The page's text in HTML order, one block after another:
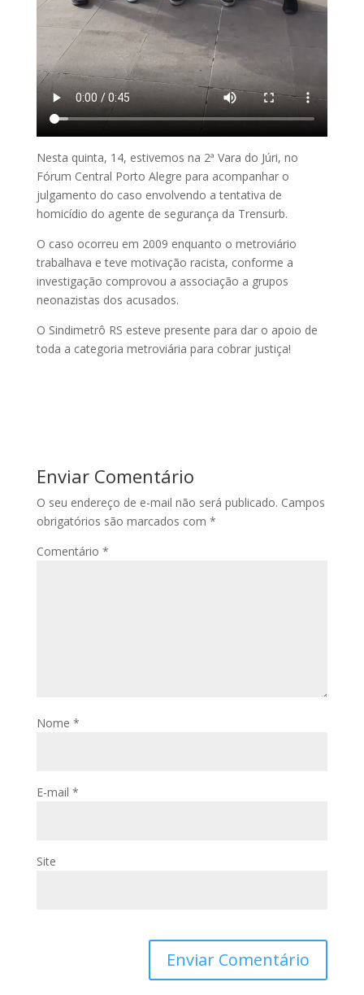
Nesta quinta, 14, estivemos na 2ª Vara do Júri, no
Fórum Central Porto Alegre para acompanhar o
julgamento do caso envolvendo a tentativa de
homicídio do agente de segurança da Trensurb.
O caso ocorreu em 2009 enquanto o metroviário
trabalhava e teve motivação racista, conforme a
investigação comprovou a associação a grupos
neonazistas dos acusados.
O Sindimetrô RS esteve presente para dar o apoio de
toda a categoria metroviária para cobrar justiça!
Enviar Comentário
O seu endereço de e-mail não será publicado. Campos
obrigatórios são marcados com *
Comentário *
Nome *
E-mail *
Site